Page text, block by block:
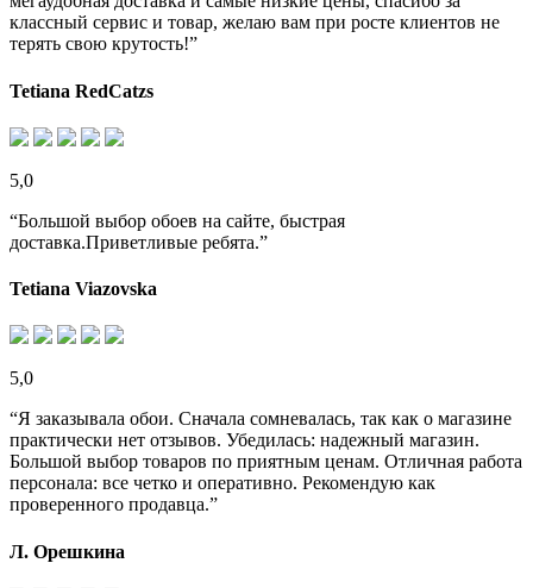
классный сервис и товар, желаю вам при росте клиентов не
терять свою крутость!”
Tetiana RedCatzs
5,0
“Большой выбор обоев на сайте, быстрая
доставка.Приветливые ребята.”
Tetiana Viazovska
5,0
“Я заказывала обои. Сначала сомневалась, так как о магазине
практически нет отзывов. Убедилась: надежный магазин.
Большой выбор товаров по приятным ценам. Отличная работа
персонала: все четко и оперативно. Рекомендую как
проверенного продавца.”
Л. Орешкина